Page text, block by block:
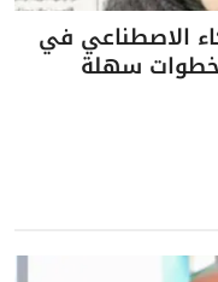
الاصطناعي في
سهلة